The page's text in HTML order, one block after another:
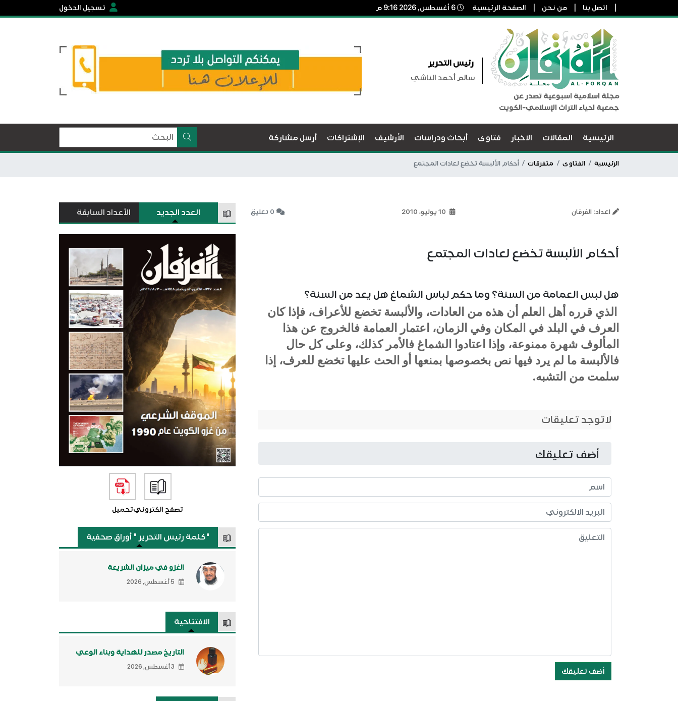
اتصل بنا من نحن الصفحة الرئيسية تسجيل الدخول
مجلة اسلامية اسبوعية تصدر عن
جمعية احياء التراث الإسلامي-الكويت
رئيس التحرير
سالم أحمد الناشي
الرئيسية المقالات الاخبار فتاوى أبحاث ودراسات الأرشيف الإشتراكات أرسل مشاركة
الرئيسية الفتاوى متفرقات أحكام الألبسة تخضع لعادات المجتمع
اعداد: الفرقان 0 تعليق
أحكام الألبسة تخضع لعادات المجتمع
هل لبس العمامة من السنة؟ وما حكم لباس الشماغ هل يعد من السنة؟
الذي قرره أهل العلم أن هذه من العادات، والألبسة تخضع للأعراف، فإذا كان
العرف في البلد في المكان وفي الزمان، اعتمار العمامة فالخروج عن هذا
المألوف شهرة ممنوعة، وإذا اعتادوا الشماغ فالأمر كذلك، وعلى كل حال
فالألبسة ما لم يرد فيها نص بخصوصها بمنعها أو الحث عليها تخضع للعرف، إذا
سلمت من التشبه.
لاتوجد تعليقات
أضف تعليقك
أضف تعليقك
العدد الجديد الأعداد السابقة
تصفح الكترونيتحميل
"كلمة رئيس التحرير " أوراق صحفية
الغزو في ميزان الشريعة
5 أغسطس, 2026
الافتتاحية
التاريخ مصدر للهداية وبناء الوعي
3 أغسطس, 2026